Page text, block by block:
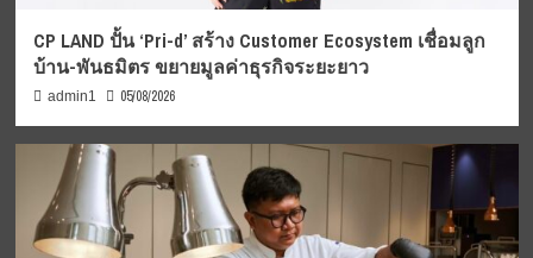
CP LAND ปั้น ‘Pri-d’ สร้าง Customer Ecosystem เชื่อมลูก
บ้าน-พันธมิตร ขยายมูลค่าธุรกิจระยะยาว
admin1 05/08/2026